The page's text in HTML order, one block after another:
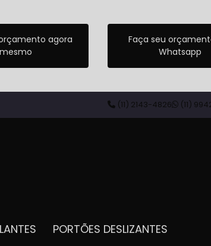
agora
mesmo
Faça seu
Whatsapp
(11) 2143-4826 (11)
PORTÕES DESLIZANTES